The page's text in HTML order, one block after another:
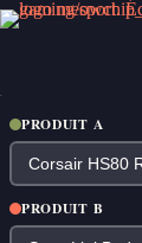
Passer
au
PRODUIT A
PRODUIT B